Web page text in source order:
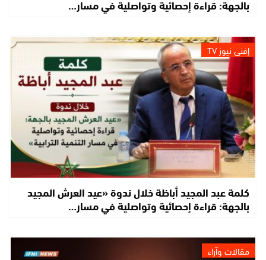
بالجهة: قراءة إحصائية وتواصلية في مسار…
إفني نيوز TV
كلمة عبد المجيد أباظة خلال ندوة «عيد العرش المجيد
بالجهة: قراءة إحصائية وتواصلية في مسار…
مقالات وآراء